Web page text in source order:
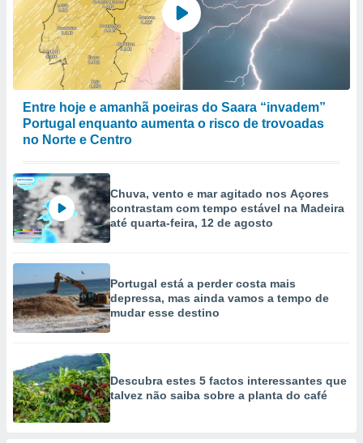
Entre hoje e amanhã poeiras do Saara “invadem”
Portugal enquanto aumenta o risco de trovoadas
no Norte e Centro
Chuva, vento e mar agitado nos Açores
contrastam com tempo estável na Madeira
até quarta-feira, 12 de agosto
Portugal está a perder costa mais
depressa, mas ainda vamos a tempo de
mudar esse destino
Descubra estes 5 factos interessantes que
talvez não saiba sobre a planta do café